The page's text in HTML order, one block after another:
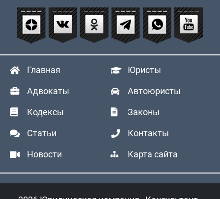
Главная Юристы
Адвокаты Автоюристы
Кодексы Законы
Статьи Контакты
Новости Карта сайта